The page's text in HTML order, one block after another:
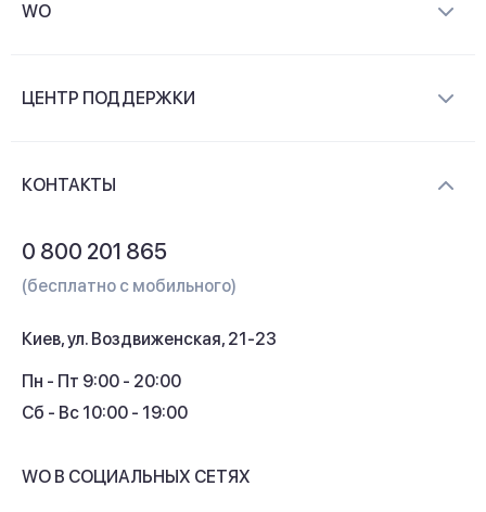
WO
Контакты
ЦЕНТР ПОДДЕРЖКИ
Кэшбек
КОНТАКТЫ
0 800 201 865
(бесплатно с мобильного)
Киев, ул. Воздвиженская, 21-23
Пн - Пт 9:00 - 20:00
Сб - Вс 10:00 - 19:00
WO В СОЦИАЛЬНЫХ СЕТЯХ